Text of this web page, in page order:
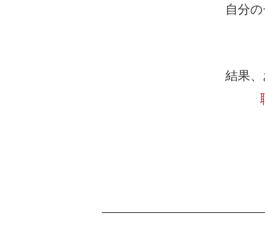
自分
結果